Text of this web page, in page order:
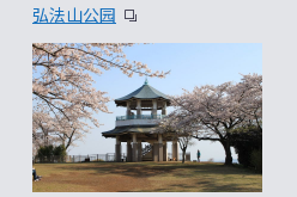
弘法山公园